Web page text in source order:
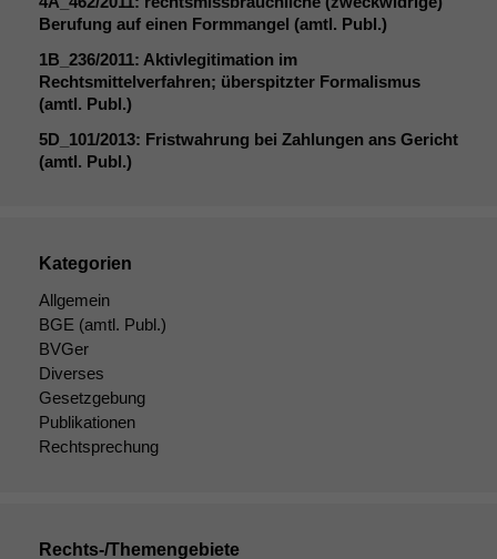
Berufung auf einen Formmangel (amtl. Publ.)
1B_236/2011: Aktivlegitimation im
Rechtsmittelverfahren; überspitzter Formalismus
(amtl. Publ.)
5D_101/2013: Fristwahrung bei Zahlungen ans Gericht
(amtl. Publ.)
Kategorien
Allgemein
BGE (amtl. Publ.)
BVGer
Diverses
Gesetzgebung
Publikationen
Rechtsprechung
Rechts-/Themengebiete
Statistiken
Um unsere
Website zu
verbessern,
anonyme